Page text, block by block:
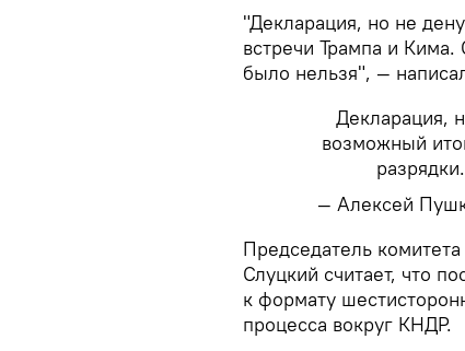
"Декларация, но не
встречи Трампа и
было нельзя", —
Декларация,
возможный
— Алексей
​Председатель
Слуцкий считает, что
к формату
процесса вокруг КНДР.